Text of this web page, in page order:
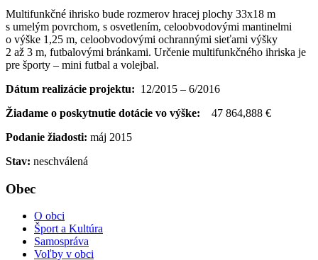
Multifunkčné ihrisko bude rozmerov hracej plochy 33x18 m
s umelým povrchom, s osvetlením, celoobvodovými mantinelmi
o výške 1,25 m, celoobvodovými ochrannými sieťami výšky
2 až 3 m, futbalovými bránkami. Určenie multifunkčného ihriska je
pre športy – mini futbal a volejbal.
Dátum realizácie projektu: 12/2015 – 6/2016
Žiadame o poskytnutie dotácie vo výške:
47 864,888 €
Podanie žiadosti: máj 2015
Stav: neschválená
Obec
O obci
Šport a Kultúra
Samospráva
Voľby v obci